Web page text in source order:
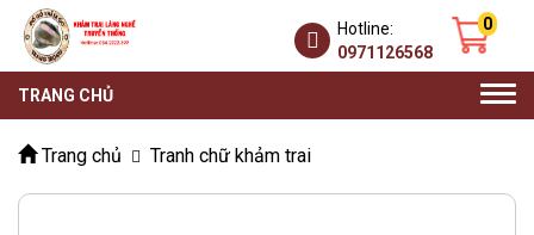
0
Hotline:
0971126568
TRANG CHỦ
Trang chủ Tranh chữ khảm trai